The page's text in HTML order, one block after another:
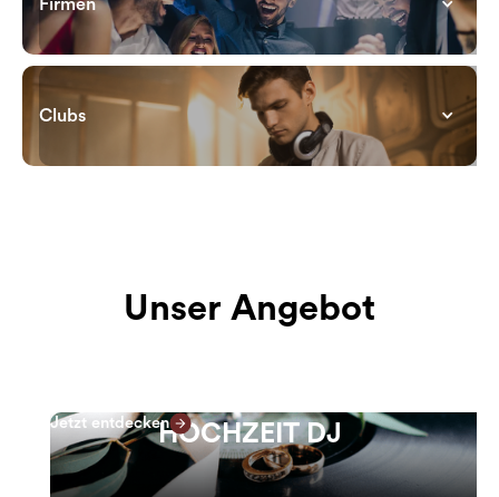
Hudson Eventloft Bremen
Golfclub Hamburg-Ahrensburg
Wasserschloss Hackhausen
Stadion am Panzenberg
Firmen
STAAR Surgical AG Creditreform Bremen
Fahrzeugagentur Strohmaie BogenAir
Clubs
Unser Angebot
HOCHZEIT DJ
Jetzt entdecken